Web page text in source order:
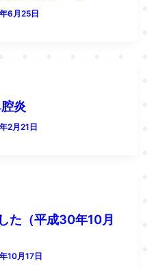
6月25日
炎
2月21日
た（平成30年10月
10月17日